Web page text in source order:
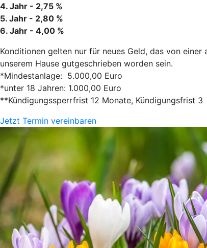
4. Jahr - 2,75 %
5. Jahr - 2,80 %
6. Jahr - 4,00 %
Konditionen gelten nur für neues Geld, das von
unserem Hause gutgeschrieben worden sein.
*Mindestanlage: 5.000,00 Euro
*unter 18 Jahren: 1.000,00 Euro
**Kündigungssperrfrist 12 Monate, Kündigungsfrist
Jetzt Termin vereinbaren